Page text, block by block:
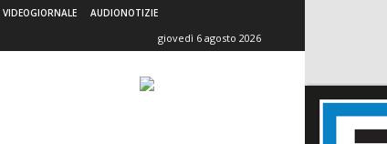
VIDEOGIORNALE AUDIONOTIZIE
giovedì 6 agosto 2026